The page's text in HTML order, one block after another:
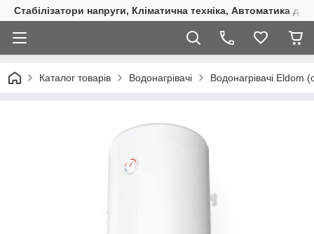
Стабілізатори напруги, Кліматична техніка, Автоматика
Каталог товарів Водонагрівачі Водонагрівачі Eldom